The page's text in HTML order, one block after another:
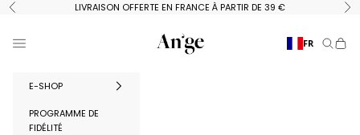
Passer au contenu
Précédent LIVRAISON OFFERTE EN FRANCE À PARTIR DE 39 €
Ange Paris
Menu FR
E-SHOP
PROGRAMME DE
FIDÉLITÉ